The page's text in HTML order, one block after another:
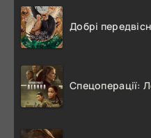
Добрі
Спецоперації: